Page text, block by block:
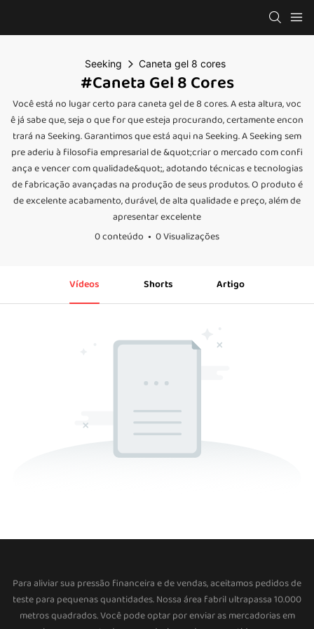
Seeking Caneta gel 8 cores
#Caneta Gel 8 Cores
Você está no lugar certo para caneta gel de 8 cores. A esta altura, voc
ê já sabe que, seja o que for que esteja procurando, certamente encon
trará na Seeking. Garantimos que está aqui na Seeking. A Seeking sem
pre aderiu à filosofia empresarial de &quot;criar o mercado com confi
ança e vencer com qualidade&quot;, adotando técnicas e tecnologias
de fabricação avançadas na produção de seus produtos. O produto é
de excelente acabamento, durável, de alta qualidade e preço, além de
apresentar excelente
0 conteúdo
0 Visualizações
Vídeos Shorts Artigo
Para aliviar sua pressão financeira e de vendas, aceitamos pedidos de
teste para pequenas quantidades. Nossa área fabril ultrapassa 10.000
metros quadrados. Você pode optar por enviar as mercadorias em